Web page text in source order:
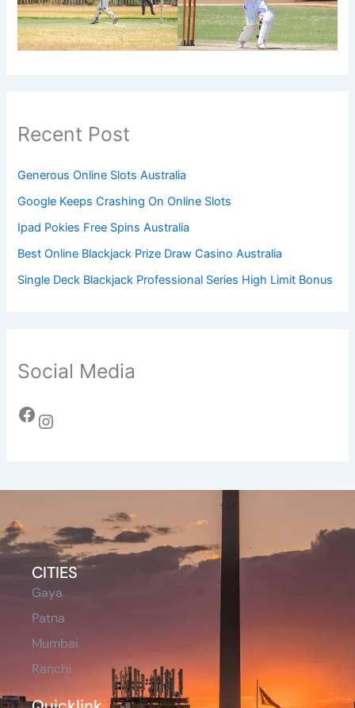
Recent Post
Generous Online Slots Australia
Google Keeps Crashing On Online Slots
Ipad Pokies Free Spins Australia
Best Online Blackjack Prize Draw Casino Australia
Single Deck Blackjack Professional Series High Limit Bonus
Social Media
CITIES
Gaya
Patna
Mumbai
Ranchi